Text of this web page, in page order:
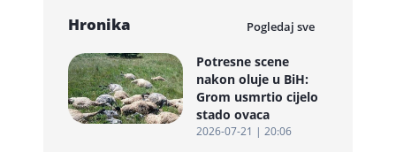
Hronika Pogledaj sve
Potresne scene
nakon oluje u BiH:
Grom usmrtio cijelo
stado ovaca
2026-07-21 | 20:06